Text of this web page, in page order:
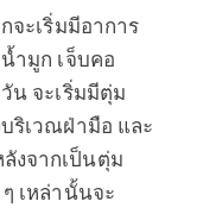
จะเริ่มมีอาการ
ำมูก เจ็บคอ
น จะเริ่มมีตุ่ม
ริเวณฝ่ามือ และ
งจากเป็นตุ่ม
เหล่านั้นจะ